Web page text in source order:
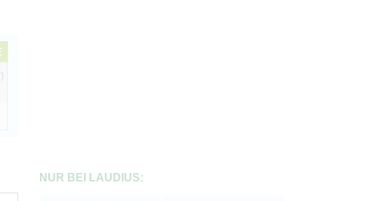
NUR BEI LAUDIUS: